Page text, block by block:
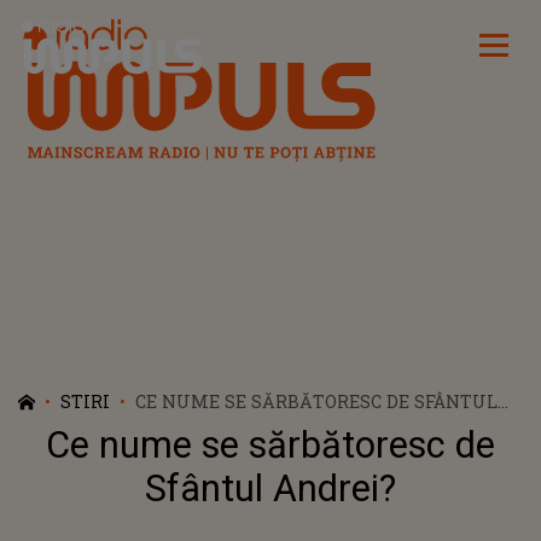
Radio Impuls
STIRI
CE NUME SE SĂRBĂTORESC DE SFÂNTUL
Ce nume se sărbătoresc de
Sfântul Andrei?